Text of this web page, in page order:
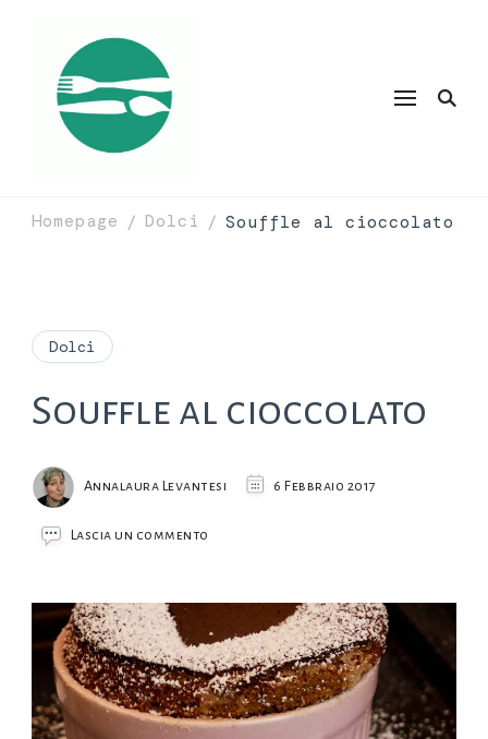
Homepage / Dolci / Souffle al cioccolato
Dolci
Souffle al cioccolato
Annalaura Levantesi 6 Febbraio 2017
Lascia un commento
cioccolato